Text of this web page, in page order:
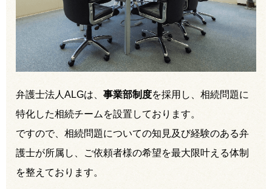
弁護士法人ALGは、 事業部制度を採用し、相続問題に
特化した相続チームを設置しております。
ですので、相続問題についての知見及び経験のある弁
護士が所属し、ご依頼者様の希望を最大限叶える体制
を整えております。